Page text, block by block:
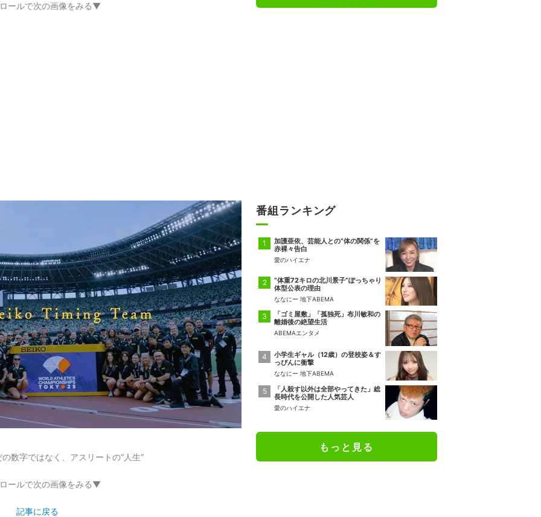
ールで次の画像をみる▼
数字ではなく、アスリートの“人生”
ールで次の画像をみる▼
記事に戻る
番組ランキング
加護亜依、芸能人との“体の関係”を
赤裸々告白
愛のハイエナ
“体重72キロの北川景子”ぽっちゃり
体型公表の理由
ななにー 地下ABEMA
「ゴミ屋敷」「孤独死」布川敏和の
離婚後の絶望生活
ABEMAエンタメ
小学生ギャル（12歳）の登校姿＆す
っぴんに衝撃
ななにー 地下ABEMA
「人殺す以外は全部やってきた」総
長時代を公開した人気芸人
愛のハイエナ
もっと見る